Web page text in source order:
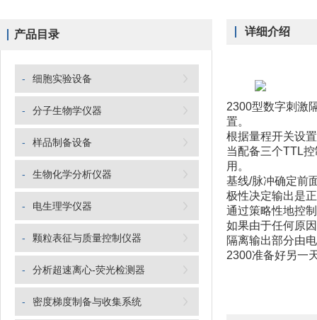
产品目录
- 细胞实验设备
- 分子生物学仪器
- 样品制备设备
- 生物化学分析仪器
- 电生理学仪器
- 颗粒表征与质量控制仪器
- 分析超速离心-荧光检测器
- 密度梯度制备与收集系统
详细介绍
2300型数字刺激
置。
根据量程开关设
当配备三个TTL
用。
基线/脉冲确定前
极性决定输出是
通过策略性地控
如果由于任何原
隔离输出部分由
2300准备好另一